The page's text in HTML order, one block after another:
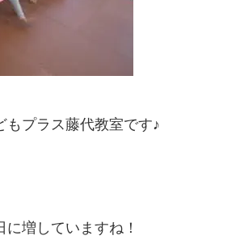
もプラス藤代教室です♪
増していますね！